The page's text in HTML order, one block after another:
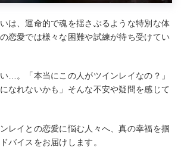
は、運命的で魂を揺さぶるような特別な体
恋愛では様々な困難や試練が待ち受けてい
…。「本当にこの人がツインレイなの？」
なれないかも」そんな不安や疑問を感じて
レイとの恋愛に悩む人々へ、真の幸福を掴
バイスをお届けします。